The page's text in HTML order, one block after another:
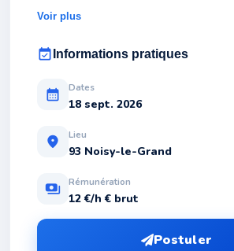
accepté, formation assurée.
Voir plus
event_available Informations pratiques
calendar_month Dates
18 sept. 2026
location_on Lieu
93 Noisy-le-Grand
payments Rémunération
12 €/h € brut
Postuler